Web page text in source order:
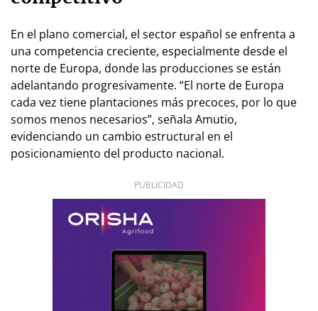
En el plano comercial, el sector español se enfrenta a
una competencia creciente, especialmente desde el
norte de Europa, donde las producciones se están
adelantando progresivamente. “El norte de Europa
cada vez tiene plantaciones más precoces, por lo que
somos menos necesarios”, señala Amutio,
evidenciando un cambio estructural en el
posicionamiento del producto nacional.
PUBLICIDAD